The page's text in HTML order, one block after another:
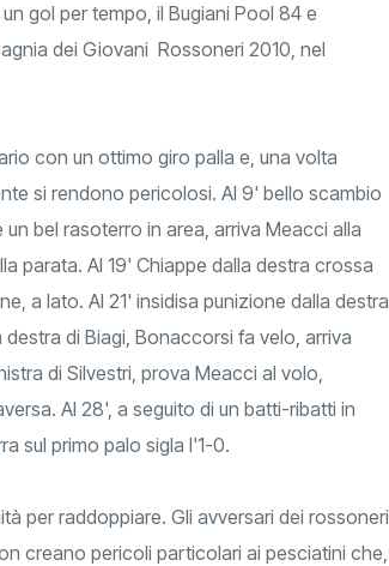
gol per tempo, il Bugiani Pool 84 e
dei Giovani Rossoneri 2010, nel
con un ottimo giro palla e, una volta
si rendono pericolosi. Al 9' bello scambio
bel rasoterro in area, arriva Meacci alla
parata. Al 19' Chiappe dalla destra crossa
a lato. Al 21' insidisa punizione dalla destra
di Biagi, Bonaccorsi fa velo, arriva
di Silvestri, prova Meacci al volo,
Al 28', a seguito di un batti-ribatti in
sul primo palo sigla l'1-0.
per raddoppiare. Gli avversari dei rossoneri
creano pericoli particolari ai pesciatini che,